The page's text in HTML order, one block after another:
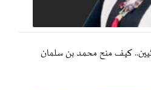
كيف منح محمد بن سلمان